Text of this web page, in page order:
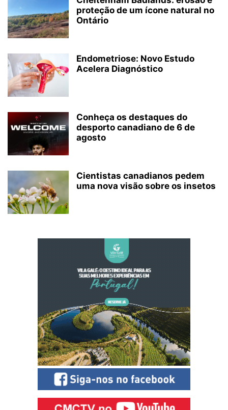
proteção de um ícone natural no
Ontário
Endometriose: Novo Estudo
Acelera Diagnóstico
Conheça os destaques do
desporto canadiano de 6 de
agosto
Cientistas canadianos pedem
uma nova visão sobre os insetos